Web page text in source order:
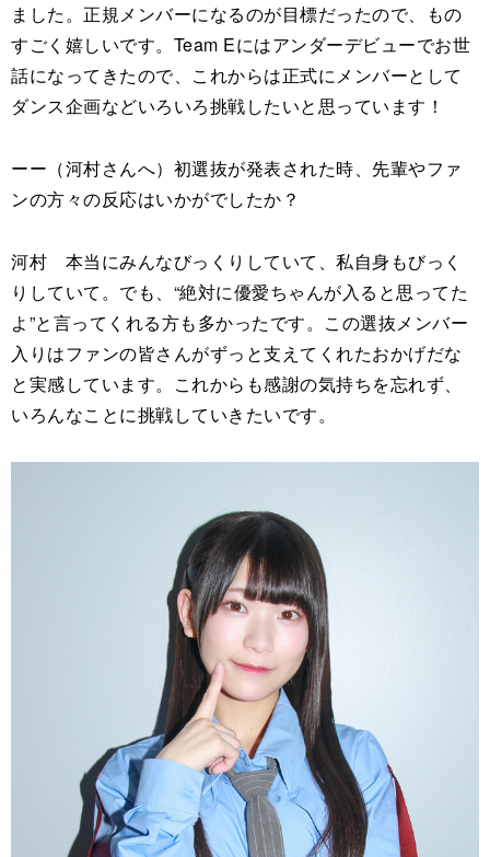
ました。正規メンバーになるのが目標だったので、もの
すごく嬉しいです。Team Eにはアンダーデビューでお世
話になってきたので、これからは正式にメンバーとして
ダンス企画などいろいろ挑戦したいと思っています！
ーー（河村さんへ）初選抜が発表された時、先輩やファ
ンの方々の反応はいかがでしたか？
河村 本当にみんなびっくりしていて、私自身もびっく
りしていて。でも、“絶対に優愛ちゃんが入ると思ってた
よ”と言ってくれる方も多かったです。この選抜メンバー
入りはファンの皆さんがずっと支えてくれたおかげだな
と実感しています。これからも感謝の気持ちを忘れず、
いろんなことに挑戦していきたいです。